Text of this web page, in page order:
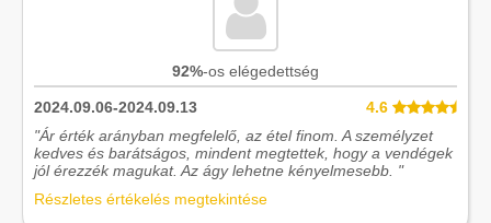
92%-os elégedettség
2024.09.06-2024.09.13
4.6
"Ár érték arányban megfelelő, az étel finom. A személyzet
kedves és barátságos, mindent megtettek, hogy a vendégek
jól érezzék magukat. Az ágy lehetne kényelmesebb. "
Részletes értékelés megtekintése